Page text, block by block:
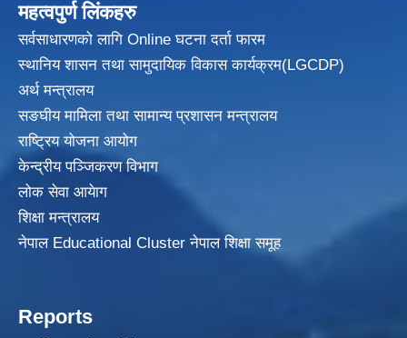
महत्वपुर्ण लिंकहरु
सर्वसाधारणको लागि Online घटना दर्ता फारम
स्थानिय शासन तथा सामुदायिक विकासकार्यक्रम(LGCDP)
अर्थ मन्त्रालय
सङघीय मामिला तथा सामान्य प्रशासन मन्त्रालय
राष्ट्रिय योजना आयोग
केन्द्रीय पञ्जिकरण विभाग
लोक सेवा आयेाग
शिक्षा मन्त्रालय
नेपाल Educational Cluster नेपाल शिक्षा समूह
Reports